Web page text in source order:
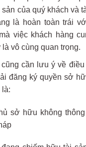
sản của quý khách và
là hoàn toàn trái
việc khách hàng
vô cùng quan trọng.
cũng cần lưu ý về
đăng ký quyền sở
là:
sở hữu không